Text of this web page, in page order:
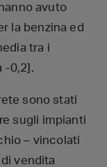
avuto
la benzina ed
tra i
-0,2].
sono stati
sugli impianti
– vincolati
vendita